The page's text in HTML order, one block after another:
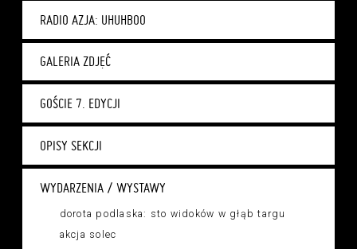
RADIO AZJA: UHUHBOO
GALERIA ZDJĘĆ
GOŚCIE 7. EDYCJI
OPISY SEKCJI
WYDARZENIA / WYSTAWY
dorota podlaska: sto widoków w głąb targu
akcja solec